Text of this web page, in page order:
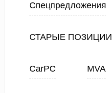
Спецпредложения
СТАРЫЕ ПОЗИЦИИ
CarPC MVA